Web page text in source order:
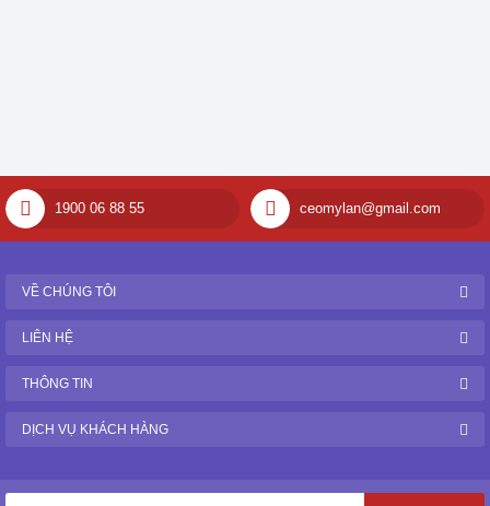
1900 06 88 55 ceomylan@gmail.com
VỀ CHÚNG TÔI
LIÊN HỆ
THÔNG TIN
DỊCH VỤ KHÁCH HÀNG